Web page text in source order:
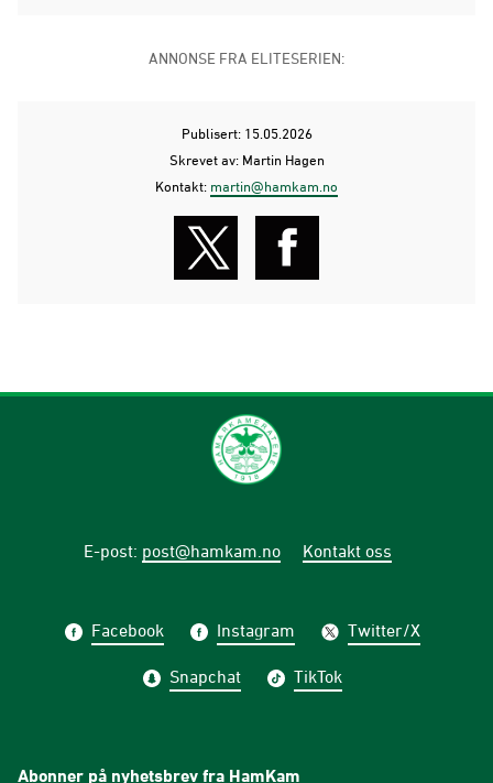
ANNONSE FRA ELITESERIEN:
Publisert: 15.05.2026
Skrevet av: Martin Hagen
Kontakt: martin@hamkam.no
E-post: post@hamkam.no Kontakt oss
Facebook Instagram Twitter/X
Snapchat TikTok
Abonner på nyhetsbrev fra HamKam